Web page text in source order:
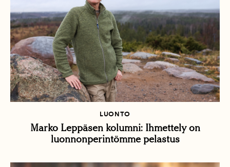
LUONTO
Marko Leppäsen kolumni: Ihmettely on
luonnonperintömme pelastus